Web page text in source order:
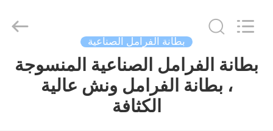
مسكن
بطانة الفرامل الصناعية
بطانة الفرامل الصناعية المنسوجة
، بطانة الفرامل ونش عالية
الكثافة